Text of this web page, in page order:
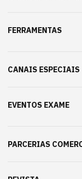
FERRAMENTAS
CANAIS ESPECIAIS
EVENTOS EXAME
PARCERIAS